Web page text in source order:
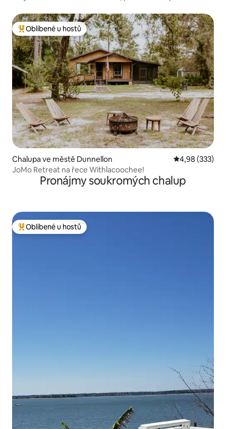
Nejlepší v kategorii Oblíbené u hostů
Oblíbené u hostů
Chalupa ve městě Dunnellon Průměrné
4,98 (333)
JoMo Retreat na řece Withlacoochee!
Pronájmy soukromých chalup
Nejlepší v kategorii Oblíbené u hostů
Oblíbené u hostů